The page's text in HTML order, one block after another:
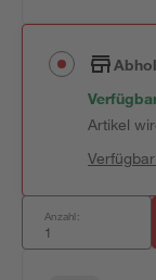
Artikel
Anzahl: